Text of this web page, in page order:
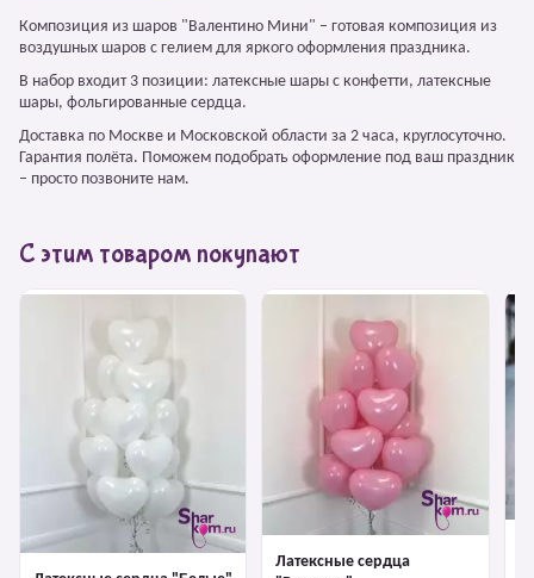
Композиция из шаров "Валентино Мини" – готовая композиция из
воздушных шаров с гелием для яркого оформления праздника.
В набор входит 3 позиции: латексные шары с конфетти, латексные
шары, фольгированные сердца.
Доставка по Москве и Московской области за 2 часа, круглосуточно.
Гарантия полёта. Поможем подобрать оформление под ваш праздник
– просто позвоните нам.
С этим товаром покупают
Латексные сердца